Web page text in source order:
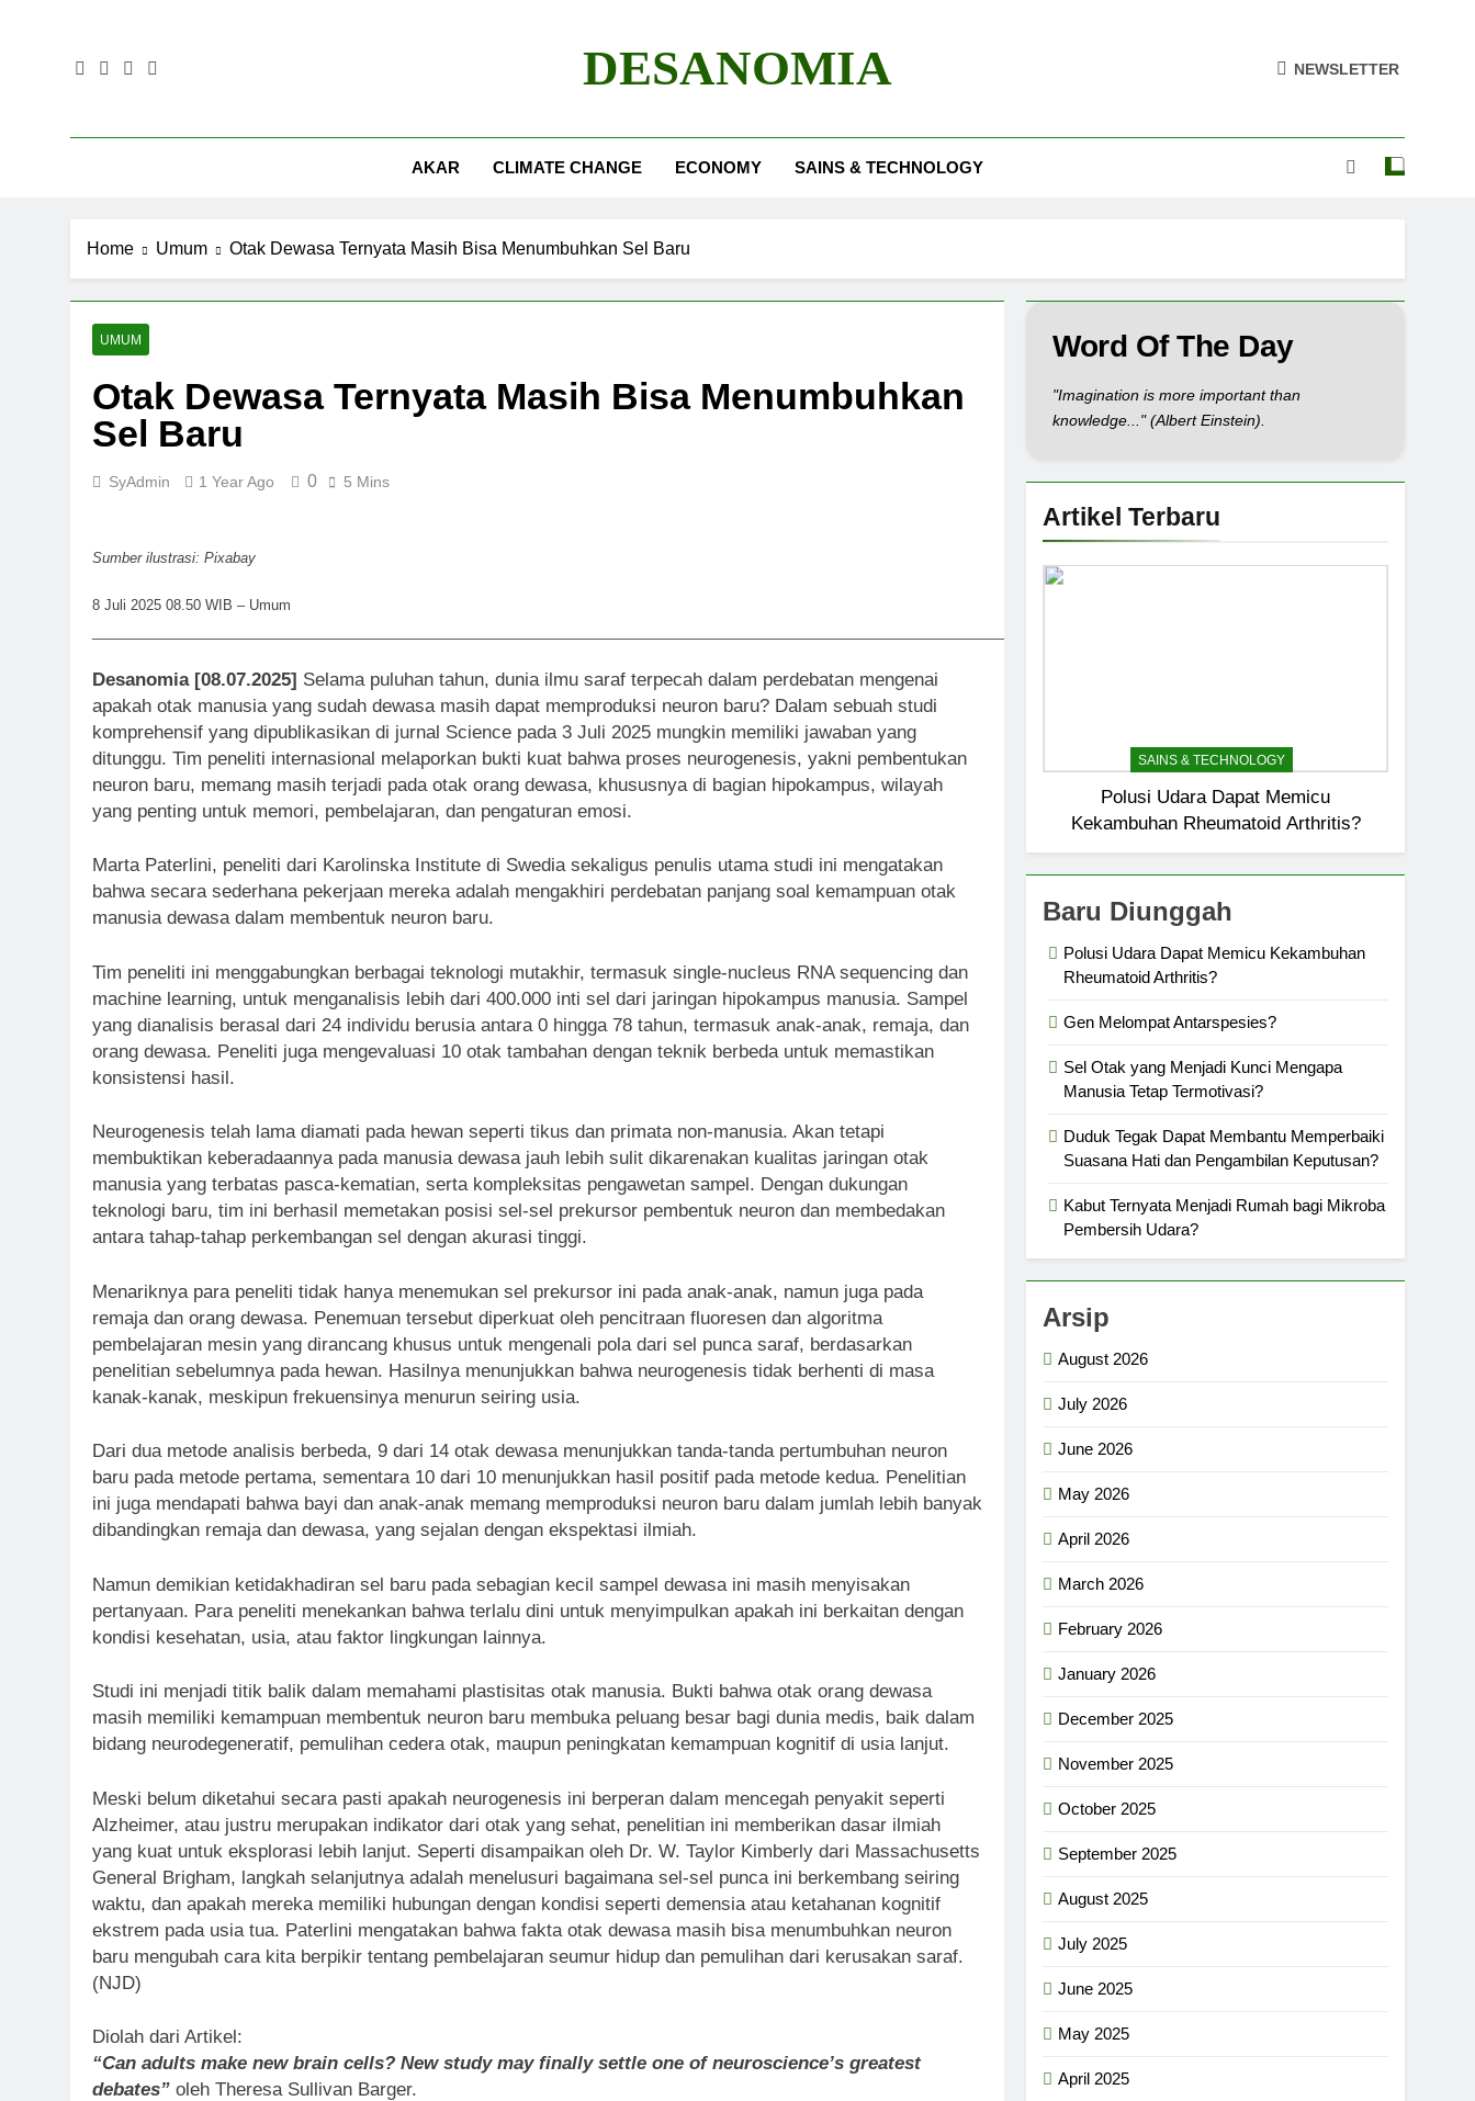
DESANOMIA NEWSLETTER
AKAR CLIMATE CHANGE ECONOMY SAINS & TECHNOLOGY
Home Umum Otak Dewasa Ternyata Masih Bisa Menumbuhkan Sel Baru
UMUM
Otak Dewasa Ternyata Masih Bisa Menumbuhkan
Sel Baru
SyAdmin 1 Year Ago 0 5 Mins
Sumber ilustrasi: Pixabay
8 Juli 2025 08.50 WIB – Umum
Desanomia [08.07.2025] Selama puluhan tahun, dunia ilmu saraf terpecah dalam perdebatan mengenai
apakah otak manusia yang sudah dewasa masih dapat memproduksi neuron baru? Dalam sebuah studi
komprehensif yang dipublikasikan di jurnal Science pada 3 Juli 2025 mungkin memiliki jawaban yang
ditunggu. Tim peneliti internasional melaporkan bukti kuat bahwa proses neurogenesis, yakni pembentukan
neuron baru, memang masih terjadi pada otak orang dewasa, khususnya di bagian hipokampus, wilayah
yang penting untuk memori, pembelajaran, dan pengaturan emosi.
Marta Paterlini, peneliti dari Karolinska Institute di Swedia sekaligus penulis utama studi ini mengatakan
bahwa secara sederhana pekerjaan mereka adalah mengakhiri perdebatan panjang soal kemampuan otak
manusia dewasa dalam membentuk neuron baru.
Tim peneliti ini menggabungkan berbagai teknologi mutakhir, termasuk single-nucleus RNA sequencing dan
machine learning, untuk menganalisis lebih dari 400.000 inti sel dari jaringan hipokampus manusia. Sampel
yang dianalisis berasal dari 24 individu berusia antara 0 hingga 78 tahun, termasuk anak-anak, remaja, dan
orang dewasa. Peneliti juga mengevaluasi 10 otak tambahan dengan teknik berbeda untuk memastikan
konsistensi hasil.
Neurogenesis telah lama diamati pada hewan seperti tikus dan primata non-manusia. Akan tetapi
membuktikan keberadaannya pada manusia dewasa jauh lebih sulit dikarenakan kualitas jaringan otak
manusia yang terbatas pasca-kematian, serta kompleksitas pengawetan sampel. Dengan dukungan
teknologi baru, tim ini berhasil memetakan posisi sel-sel prekursor pembentuk neuron dan membedakan
antara tahap-tahap perkembangan sel dengan akurasi tinggi.
Menariknya para peneliti tidak hanya menemukan sel prekursor ini pada anak-anak, namun juga pada
remaja dan orang dewasa. Penemuan tersebut diperkuat oleh pencitraan fluoresen dan algoritma
pembelajaran mesin yang dirancang khusus untuk mengenali pola dari sel punca saraf, berdasarkan
penelitian sebelumnya pada hewan. Hasilnya menunjukkan bahwa neurogenesis tidak berhenti di masa
kanak-kanak, meskipun frekuensinya menurun seiring usia.
Dari dua metode analisis berbeda, 9 dari 14 otak dewasa menunjukkan tanda-tanda pertumbuhan neuron
baru pada metode pertama, sementara 10 dari 10 menunjukkan hasil positif pada metode kedua. Penelitian
ini juga mendapati bahwa bayi dan anak-anak memang memproduksi neuron baru dalam jumlah lebih banyak
dibandingkan remaja dan dewasa, yang sejalan dengan ekspektasi ilmiah.
Namun demikian ketidakhadiran sel baru pada sebagian kecil sampel dewasa ini masih menyisakan
pertanyaan. Para peneliti menekankan bahwa terlalu dini untuk menyimpulkan apakah ini berkaitan dengan
kondisi kesehatan, usia, atau faktor lingkungan lainnya.
Studi ini menjadi titik balik dalam memahami plastisitas otak manusia. Bukti bahwa otak orang dewasa
masih memiliki kemampuan membentuk neuron baru membuka peluang besar bagi dunia medis, baik dalam
bidang neurodegeneratif, pemulihan cedera otak, maupun peningkatan kemampuan kognitif di usia lanjut.
Meski belum diketahui secara pasti apakah neurogenesis ini berperan dalam mencegah penyakit seperti
Alzheimer, atau justru merupakan indikator dari otak yang sehat, penelitian ini memberikan dasar ilmiah
yang kuat untuk eksplorasi lebih lanjut. Seperti disampaikan oleh Dr. W. Taylor Kimberly dari Massachusetts
General Brigham, langkah selanjutnya adalah menelusuri bagaimana sel-sel punca ini berkembang seiring
waktu, dan apakah mereka memiliki hubungan dengan kondisi seperti demensia atau ketahanan kognitif
ekstrem pada usia tua. Paterlini mengatakan bahwa fakta otak dewasa masih bisa menumbuhkan neuron
baru mengubah cara kita berpikir tentang pembelajaran seumur hidup dan pemulihan dari kerusakan saraf.
(NJD)
Diolah dari Artikel:
“Can adults make new brain cells? New study may finally settle one of neuroscience’s greatest
debates” oleh Theresa Sullivan Barger.
Word Of The Day
"Imagination is more important than
knowledge..." (Albert Einstein).
Artikel Terbaru
SAINS & TECHNOLOGY
Polusi Udara Dapat Memicu
Kekambuhan Rheumatoid Arthritis?
Baru Diunggah
Polusi Udara Dapat Memicu Kekambuhan
Rheumatoid Arthritis?
Gen Melompat Antarspesies?
Sel Otak yang Menjadi Kunci Mengapa
Manusia Tetap Termotivasi?
Duduk Tegak Dapat Membantu Memperbaiki
Suasana Hati dan Pengambilan Keputusan?
Kabut Ternyata Menjadi Rumah bagi Mikroba
Pembersih Udara?
Arsip
August 2026
July 2026
June 2026
May 2026
April 2026
March 2026
February 2026
January 2026
December 2025
November 2025
October 2025
September 2025
August 2025
July 2025
June 2025
May 2025
April 2025